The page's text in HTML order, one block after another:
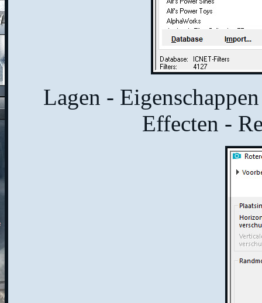
Lagen -
Effecten -